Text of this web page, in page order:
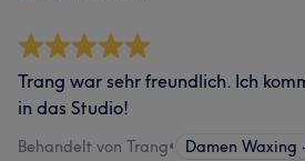
Trang war sehr freundlich. Ich
in das Studio!
Behandelt von Trang• Damen Waxing